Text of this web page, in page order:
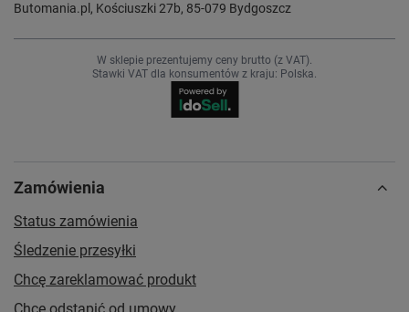
Butomania.pl , Kościuszki 27b, 85-079 Bydgoszcz
W sklepie prezentujemy ceny brutto (z VAT).
Stawki VAT dla konsumentów z kraju: Polska.
Zamówienia
Status zamówienia
Śledzenie przesyłki
Chcę zareklamować produkt